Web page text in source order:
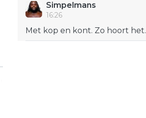
Simpelmans
16:26
Met kop en kont. Zo hoort het.